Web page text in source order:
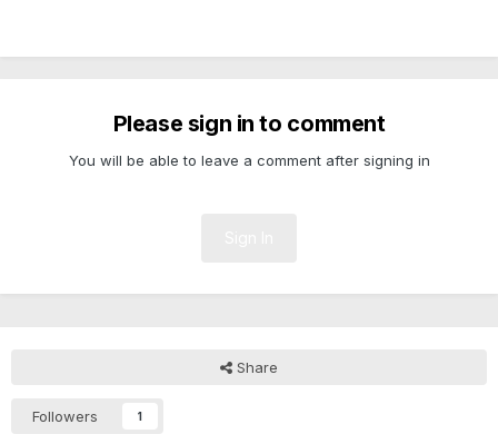
Please sign in to comment
You will be able to leave a comment after signing in
Share
Followers 1